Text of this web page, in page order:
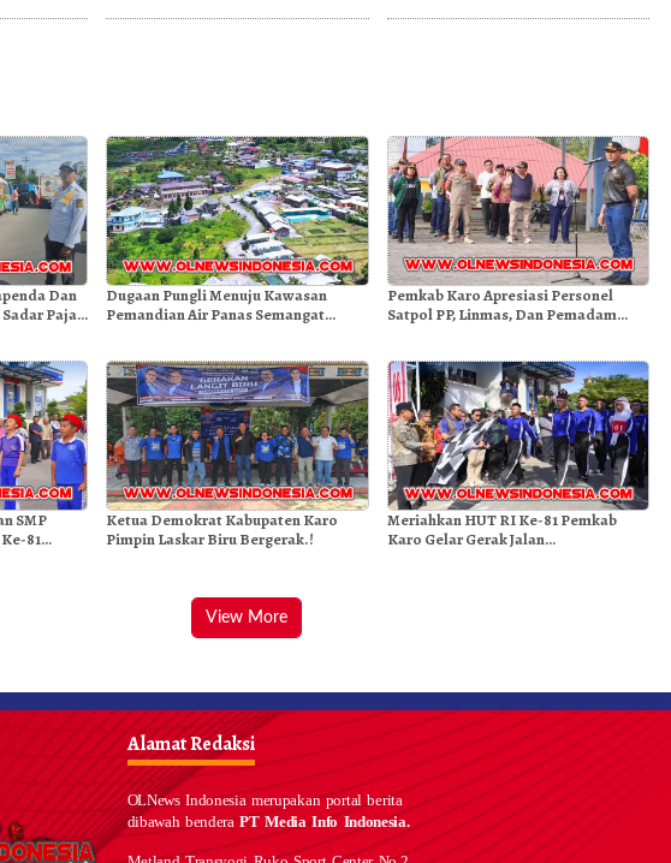
Dan
Pajak
Dugaan Pungli Menuju Kawasan
Pemandian Air Panas Semangat
Pemkab Karo Apresiasi Personel
Satpol PP, Linmas, Dan Pemadam
SMP
81
Ketua Demokrat Kabupaten Karo
Pimpin Laskar Biru Bergerak.!
Meriahkan HUT RI Ke-81 Pemkab
Karo Gelar Gerak Jalan
View More
Alamat Redaksi
OLNews Indonesia merupakan portal berita
dibawah benderaPT Media Info Indonesia.